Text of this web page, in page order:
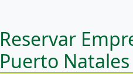
Reservar
Puerto Natales